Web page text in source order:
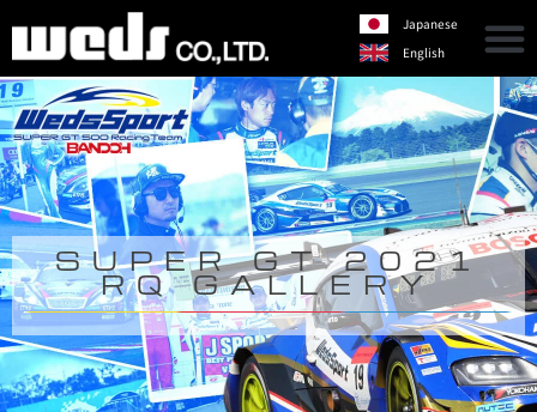
Japanese
English
SUPER GT 2021
RQ GALLERY